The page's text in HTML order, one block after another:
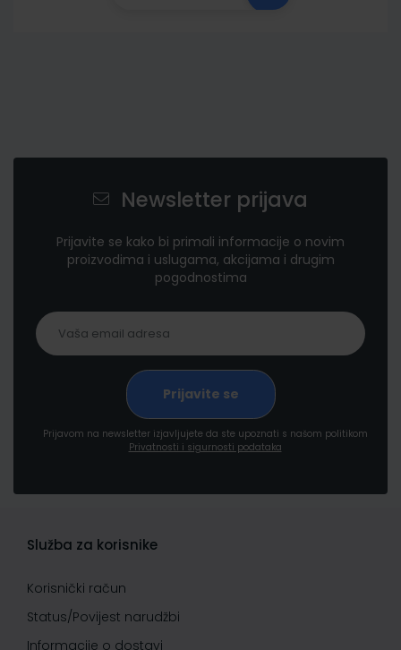
Newsletter prijava
Prijavite se kako bi primali informacije o novim
proizvodima i uslugama, akcijama i drugim
pogodnostima
Prijavom na newsletter izjavljujete da ste upoznati s našom politikom
Privatnosti i sigurnosti podataka
Služba za korisnike
Korisnički račun
Status/Povijest narudžbi
Informacije o dostavi